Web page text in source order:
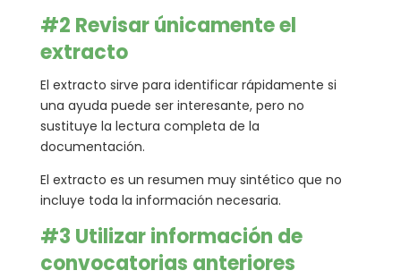
#2 Revisar únicamente el
extracto
El extracto sirve para identificar rápidamente si
una ayuda puede ser interesante, pero no
sustituye la lectura completa de la
documentación.
El extracto es un resumen muy sintético que no
incluye toda la información necesaria.
#3 Utilizar información de
convocatorias anteriores